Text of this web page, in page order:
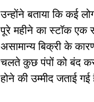
उन्होंने बताया कि कई
पूरे महीने का स्टॉक एक
असामान्य बिक्री के
चलते कुछ पंपों को बंद
होने की उम्मीद जताई गई